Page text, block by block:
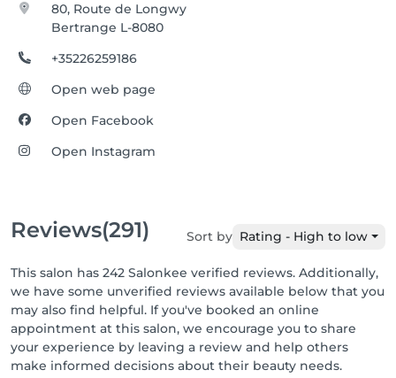
80, Route de Longwy
Bertrange L-8080
+35226259186
Open web page
Open Facebook
Open Instagram
Reviews(291) Sort by Rating - High to low
This salon has 242 Salonkee verified reviews. Additionally,
we have some unverified reviews available below that you
may also find helpful. If you've booked an online
appointment at this salon, we encourage you to share
your experience by leaving a review and help others
make informed decisions about their beauty needs.